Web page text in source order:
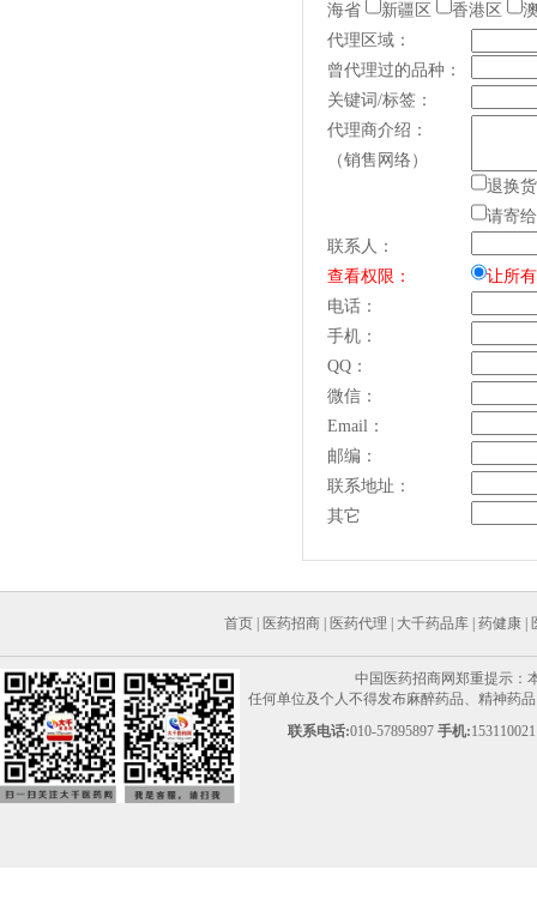
海省
新疆区 香港区
代理区域：
曾代理过的品种：
关键词/标签：
代理商介绍：
（销售网络）
退换
请寄
联系人：
查看权限：
让所
电话：
手机：
QQ：
微信：
Email：
邮编：
联系地址：
其它
首页| 医药招商| 医药代理 大千药品库| 药健康|
中国医药招商网郑重提示：
任何单位及个人不得发布麻醉药品、精神药
联系电话:010-57895897 手机: